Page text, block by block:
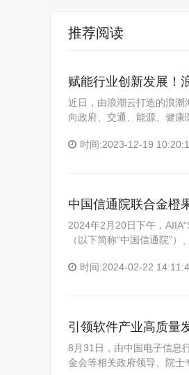
推荐阅读
赋能行业创新发展！
近日，由浪潮云打造的浪
向政府、交通、能源、健
时间:2023-12-19
中国信通院联合金橙
2024年2月20日下午，
（以下简称“中国信通院”
时间:2024-02-22
引领软件产业高质量
8月31日，由中国电子信息
金会等相关政府领导、院